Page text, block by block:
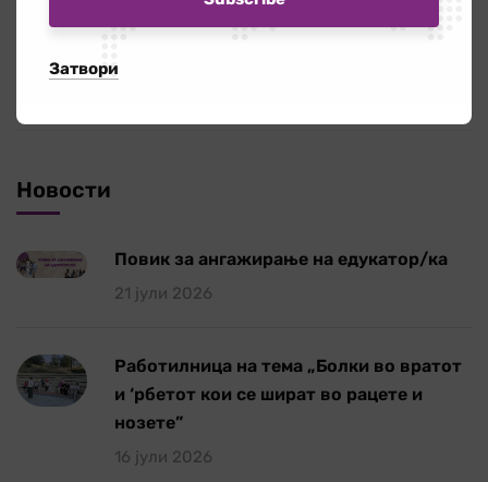
Новости
Повик за ангажирање на едукатор/ка
21 јули 2026
Работилница на тема „Болки во вратот
и ‘рбетот кои се шират во рацете и
нозете”
16 јули 2026
Затвори